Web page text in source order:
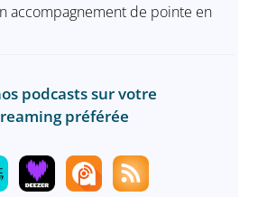
accompagnement de pointe en
podcasts sur votre
préférée